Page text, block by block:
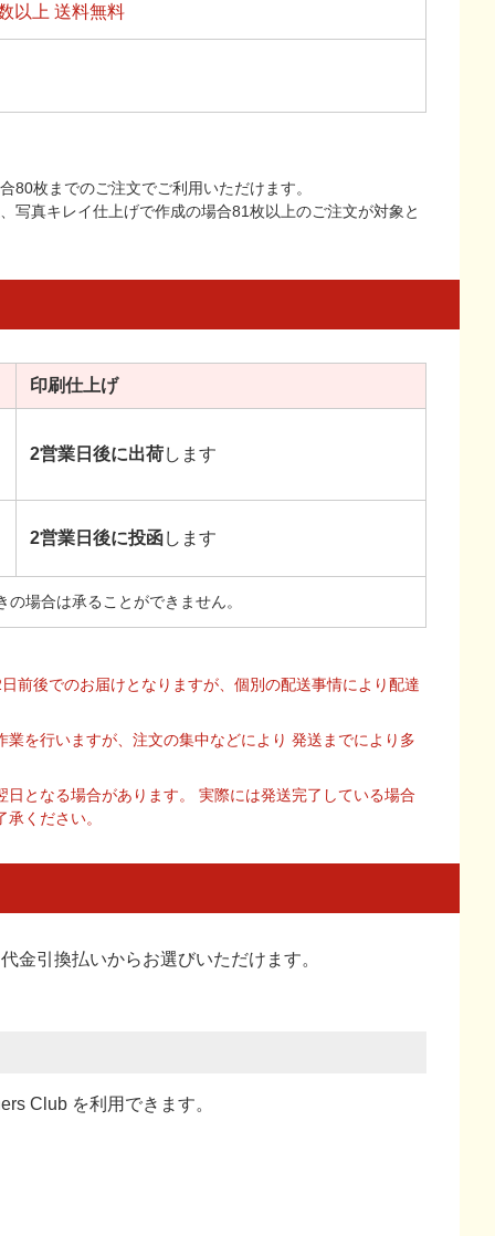
以上 送料無料
枚までのご注文でご利用いただけます。
写真キレイ仕上げで作成の場合81枚以上のご注文が対象と
印刷仕上げ
2営業日後に出荷します
2営業日後に投函します
場合は承ることができません。
前後でのお届けとなりますが、個別の配送事情により配達
を行いますが、注文の集中などにより 発送までにより多
となる場合があります。 実際には発送完了している場合
ください。
金引換払いからお選びいただけます。
Club を利用できます。